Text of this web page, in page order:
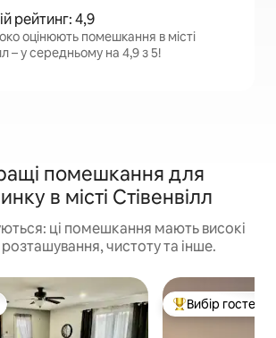
рейтинг: 4,9
оцінюють помешкання в місті
– у середньому на 4,9 з 5!
помешкання для
в місті Стівенвілл
ці помешкання мають високі
розташування, чистоту та інше.
Топ вибір гостей
Вибір гостей